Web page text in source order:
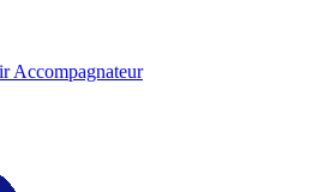
Accompagnateur